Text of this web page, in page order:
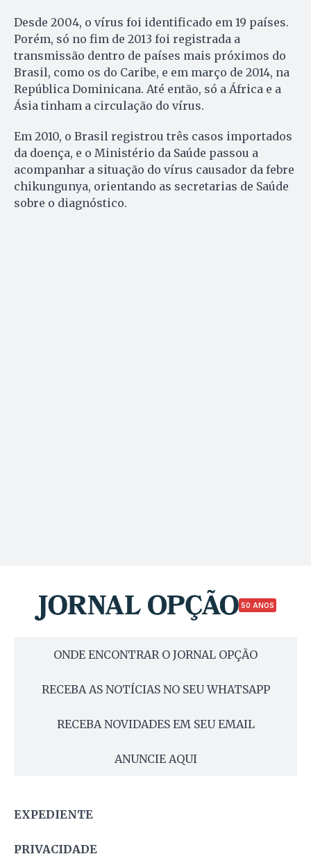
Desde 2004, o vírus foi identificado em 19 países.
Porém, só no fim de 2013 foi registrada a
transmissão dentro de países mais próximos do
Brasil, como os do Caribe, e em março de 2014, na
República Dominicana. Até então, só a África e a
Ásia tinham a circulação do vírus.
Em 2010, o Brasil registrou três casos importados
da doença, e o Ministério da Saúde passou a
acompanhar a situação do vírus causador da febre
chikungunya, orientando as secretarias de Saúde
sobre o diagnóstico.
50 ANOS
ONDE ENCONTRAR O JORNAL OPÇÃO
RECEBA AS NOTÍCIAS NO SEU WHATSAPP
RECEBA NOVIDADES EM SEU EMAIL
ANUNCIE AQUI
EXPEDIENTE
PRIVACIDADE